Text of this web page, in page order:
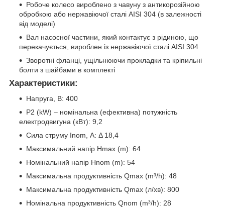
Робоче колесо вироблено з чавуну з антикорозійною
обробкою або нержавіючої сталі AISI 304 (в залежності
від моделі)
Вал насосної частини, який контактує з рідиною, що
перекачується, вироблен із нержавіючої сталі AISI 304
Зворотні фланці, ущільнюючи прокладки та кріпильні
болти з шайбами в комплекті
Характеристики:
Напруга, В: 400
P2 (kW) – номінальна (ефективна) потужність
електродвигуна (кВт): 9,2
Сила струму Inom, А: Δ 18,4
Максимальний напір Hmax (m): 64
Номінальний напір Hnom (m): 54
Максимальна продуктивність Qmax (m³/h): 48
Максимальна продуктивність Qmax (л/хв): 800
Номінальна продуктивність Qnom (m³/h): 28